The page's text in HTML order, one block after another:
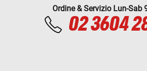
Ordine & Servizio Lun-Sab
02 3604